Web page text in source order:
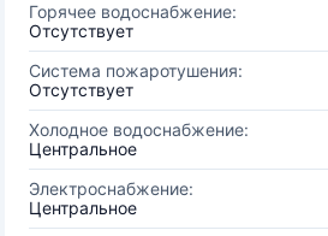
Горячее водоснабжение:
Отсутствует
Система пожаротушения:
Отсутствует
Холодное водоснабжение:
Центральное
Электроснабжение:
Центральное